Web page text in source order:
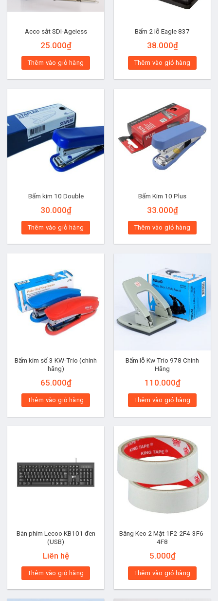
Acco sắt SDI-Ageless
25.000₫
Thêm vào giỏ hàng
Bấm 2 lỗ Eagle 837
38.000₫
Thêm vào giỏ hàng
Bấm kim 10 Double
30.000₫
Thêm vào giỏ hàng
Bấm Kim 10 Plus
33.000₫
Thêm vào giỏ hàng
Bấm kim số 3 KW-Trio (chính
hãng)
65.000₫
Thêm vào giỏ hàng
Bấm lỗ Kw Trio 978 Chính
Hãng
110.000₫
Thêm vào giỏ hàng
Bàn phím Lecoo KB101 đen
(USB)
Liên hệ
Thêm vào giỏ hàng
Băng Keo 2 Mặt 1F2-2F4-3F6-
4F8
5.000₫
Thêm vào giỏ hàng